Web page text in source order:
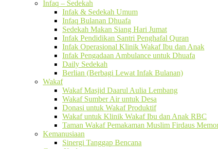
Infaq – Sedekah
Infak & Sedekah Umum
Infaq Bulanan Dhuafa
Sedekah Makan Siang Hari Jumat
Infak Pendidikan Santri Penghafal Quran
Infak Operasional Klinik Wakaf Ibu dan Anak
Infak Pengadaan Ambulance untuk Dhuafa
Daily Sedekah
Berlian (Berbagi Lewat Infak Bulanan)
Wakaf
Wakaf Masjid Daarul Aulia Lembang
Wakaf Sumber Air untuk Desa
Donasi untuk Wakaf Produktif
Wakaf untuk Klinik Wakaf Ibu dan Anak RBC
Taman Wakaf Pemakaman Muslim Firdaus
Kemanusiaan
Sinergi Tanggap Bencana